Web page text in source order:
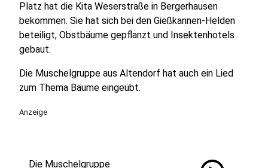
Platz hat die Kita Weserstraße in Bergerhausen
bekommen. Sie hat sich bei den Gießkannen-Helden
beteiligt, Obstbäume gepflanzt und Insektenhotels
gebaut.
Die Muschelgruppe aus Altendorf hat auch ein Lied
zum Thema Bäume eingeübt.
Anzeige
Die Muschelgruppe